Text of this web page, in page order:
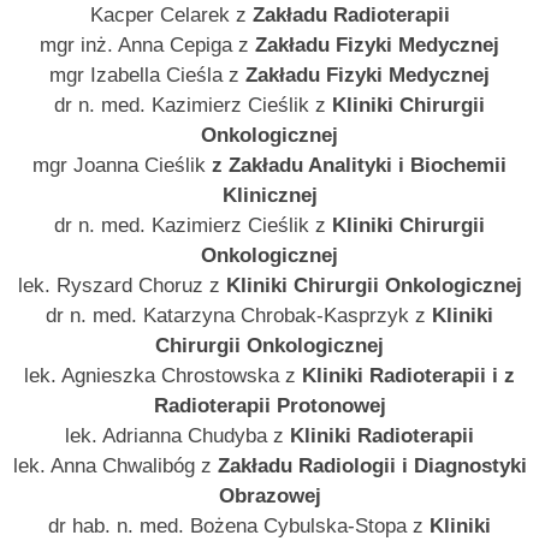
Kacper Celarek z Zakładu Radioterapii
mgr inż. Anna Cepiga z Zakładu Fizyki Medycznej
mgr Izabella Cieśla z Zakładu Fizyki Medycznej
dr n. med. Kazimierz Cieślik z Kliniki Chirurgii
Onkologicznej
mgr Joanna Cieślik z Zakładu Analityki i Biochemii
Klinicznej
dr n. med. Kazimierz Cieślik z Kliniki Chirurgii
Onkologicznej
lek. Ryszard Choruz z Kliniki Chirurgii Onkologicznej
dr n. med. Katarzyna Chrobak-Kasprzyk z Kliniki
Chirurgii Onkologicznej
lek. Agnieszka Chrostowska z Kliniki Radioterapii i z
Radioterapii Protonowej
lek. Adrianna Chudyba z Kliniki Radioterapii
lek. Anna Chwalibóg z Zakładu Radiologii i Diagnostyki
Obrazowej
dr hab. n. med. Bożena Cybulska-Stopa z Kliniki